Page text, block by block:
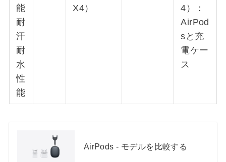
能
耐
汗
耐
水
性
能
X4）
4）：
AirPod
sと充
電ケー
ス
AirPods - モデルを比較する